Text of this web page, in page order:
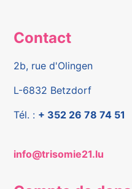
Contact
2b, rue d'Olingen
L-6832 Betzdorf
Tél. : + 352 26 78 74 51
info@trisomie21.lu